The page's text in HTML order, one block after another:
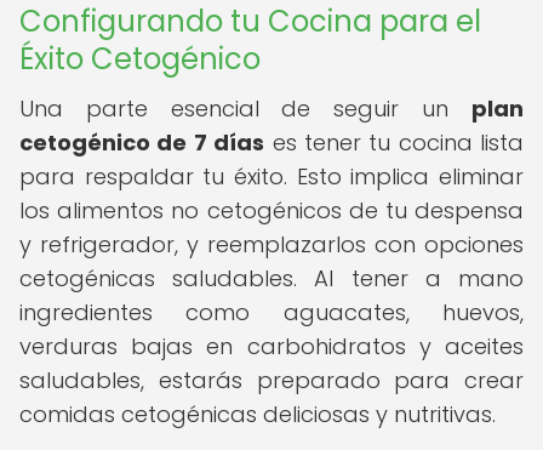
Configurando tu Cocina para el
Éxito Cetogénico
Una parte esencial de seguir un plan
cetogénico de 7 días es tener tu cocina lista
para respaldar tu éxito. Esto implica eliminar
los alimentos no cetogénicos de tu despensa
y refrigerador, y reemplazarlos con opciones
cetogénicas saludables. Al tener a mano
ingredientes como aguacates, huevos,
verduras bajas en carbohidratos y aceites
saludables, estarás preparado para crear
comidas cetogénicas deliciosas y nutritivas.